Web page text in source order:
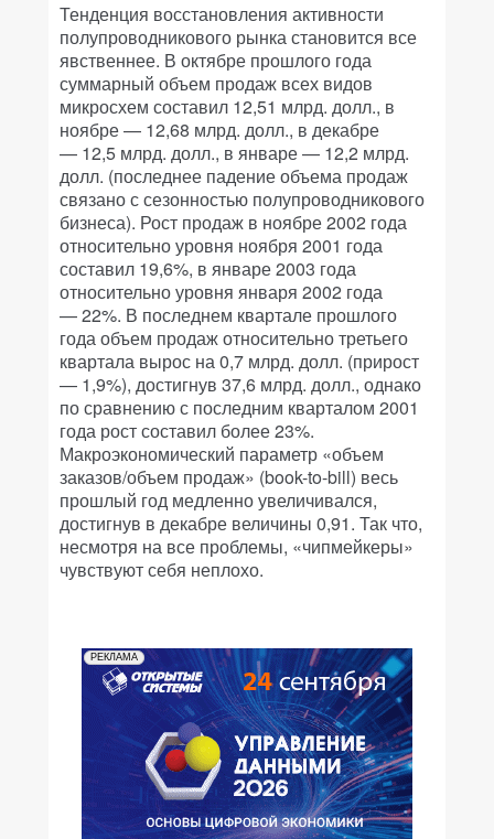
Тенденция восстановления активности
полупроводникового рынка становится все
явственнее. В октябре прошлого года
суммарный объем продаж всех видов
микросхем составил 12,51 млрд. долл., в
ноябре — 12,68 млрд. долл., в декабре
— 12,5 млрд. долл., в январе — 12,2 млрд.
долл. (последнее падение объема продаж
связано с сезонностью полупроводникового
бизнеса). Рост продаж в ноябре 2002 года
относительно уровня ноября 2001 года
составил 19,6%, в январе 2003 года
относительно уровня января 2002 года
— 22%. В последнем квартале прошлого
года объем продаж относительно третьего
квартала вырос на 0,7 млрд. долл. (прирост
— 1,9%), достигнув 37,6 млрд. долл., однако
по сравнению с последним кварталом 2001
года рост составил более 23%.
Макроэкономический параметр «объем
заказов/объем продаж» (book-to-bill) весь
прошлый год медленно увеличивался,
достигнув в декабре величины 0,91. Так что,
несмотря на все проблемы, «чипмейкеры»
чувствуют себя неплохо.
РЕКЛАМА